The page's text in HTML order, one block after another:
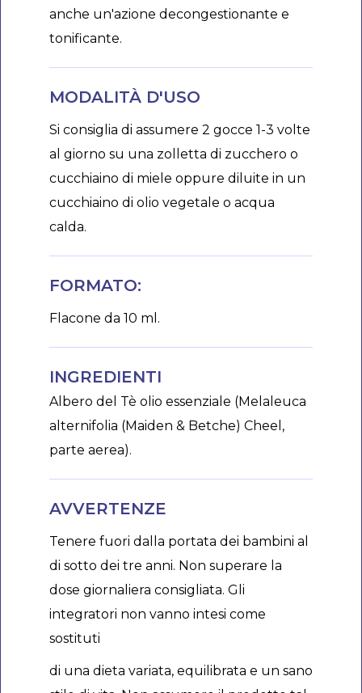
anche un'azione decongestionante e
tonificante.
MODALITÀ D'USO
Si consiglia di assumere 2 gocce 1-3 volte
al giorno su una zolletta di zucchero o
cucchiaino di miele oppure diluite in un
cucchiaino di olio vegetale o acqua
calda.
FORMATO:
Flacone da 10 ml.
INGREDIENTI
Albero del Tè olio essenziale (Melaleuca
alternifolia (Maiden & Betche) Cheel,
parte aerea).
AVVERTENZE
Tenere fuori dalla portata dei bambini al
di sotto dei tre anni. Non superare la
dose giornaliera consigliata. Gli
integratori non vanno intesi come
sostituti
di una dieta variata, equilibrata e un sano